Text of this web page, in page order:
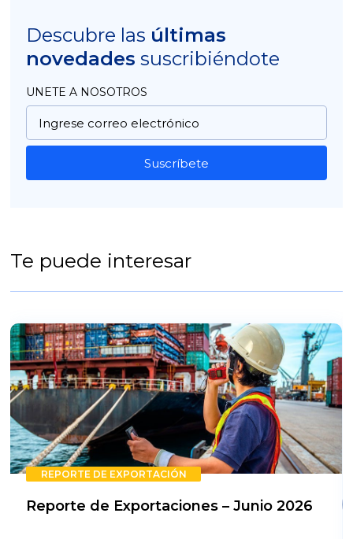
Descubre las últimas
novedades suscribiéndote
UNETE A NOSOTROS
Suscríbete
Te puede interesar
REPORTE DE EXPORTACIÓN
Reporte de Exportaciones – Junio 2026